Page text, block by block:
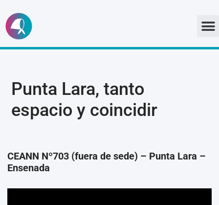
Ir
al
Punta Lara, tanto
espacio y coincidir
CEANN Nº703 (fuera de sede) – Punta Lara –
Ensenada